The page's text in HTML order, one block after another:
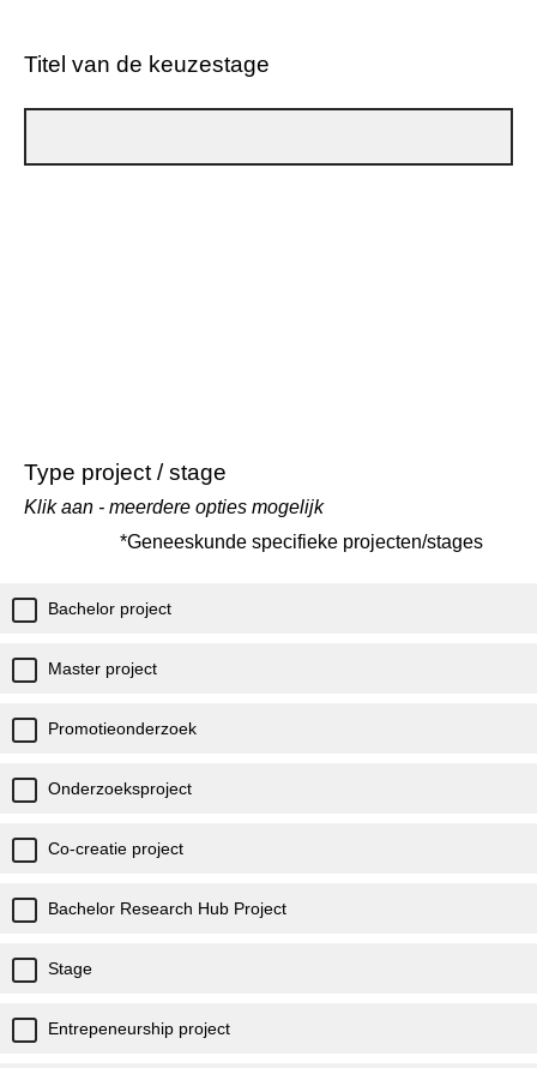
Titel van de keuzestage
Type project / stage
Klik aan - meerdere opties mogelijk
*Geneeskunde specifieke projecten/stages
Bachelor project
Master project
Promotieonderzoek
Onderzoeksproject
Co-creatie project
Bachelor Research Hub Project
Stage
Entrepeneurship project